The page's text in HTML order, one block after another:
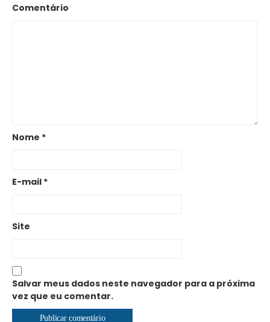
Comentário
Nome *
E-mail *
Site
Salvar meus dados neste navegador para a próxima
vez que eu comentar.